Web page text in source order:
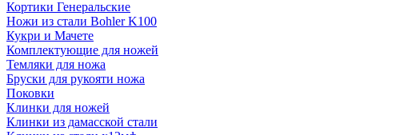
Кортики Генеральские
Ножи из стали Bohler K100
Кукри и Мачете
Комплектующие для ножей
Темляки для ножа
Бруски для рукояти ножа
Поковки
Клинки для ножей
Клинки из дамасской стали